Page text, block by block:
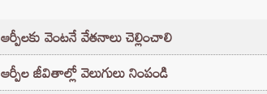
ఆర్పీలకు వెంటనే వేతనాలు చెల్లించాలి
ఆర్పీల జీవితాల్లో వెలుగులు నింపండి